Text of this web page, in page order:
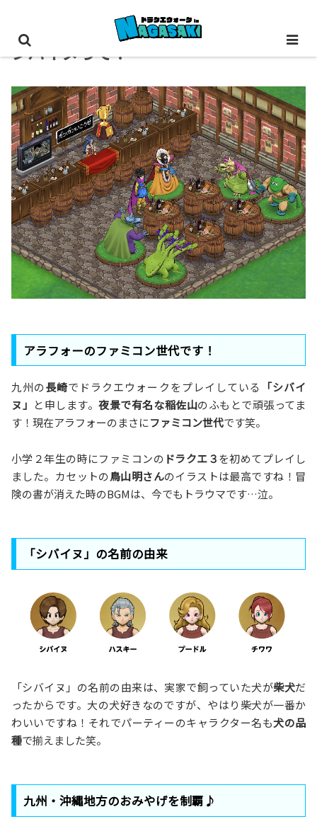
シバイヌって？
アラフォーのファミコン世代です！
九州の長崎でドラクエウォークをプレイしている
「シバイ
ヌ」 と申します。夜景で有名な稲佐山のふもとで頑張ってま
す！現在アラフォーのまさにファミコン世代です笑。
小学２年生の時にファミコンの ドラクエ３を初めてプレイし
ました。カセットの鳥山明さんのイラストは最高ですね！冒
険の書が消えた時のBGMは、今でもトラウマです…泣。
「シバイヌ」の名前の由来
「シバイヌ」の名前の由来は、実家で飼っていた犬が柴犬だ
ったからです。大の犬好きなのですが、やはり柴犬が一番か
わいいですね！それでパーティーのキャラクター名も犬の品
種で揃えました笑。
九州・沖縄地方のおみやげを制覇♪